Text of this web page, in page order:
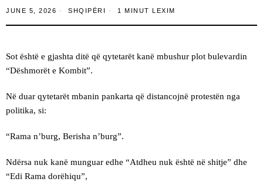
JUNE 5, 2026 SHQIPËRI 1 MINUT LEXIM
Sot është e gjashta ditë që qytetarët kanë mbushur plot bulevardin
“Dëshmorët e Kombit”.
Në duar qytetarët mbanin pankarta që distancojnë protestën nga
politika, si:
“Rama n’burg, Berisha n’burg”.
Ndërsa nuk kanë munguar edhe “Atdheu nuk është në shitje” dhe
“Edi Rama dorëhiqu”,